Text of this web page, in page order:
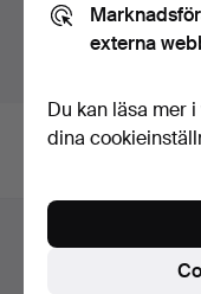
Du söker i vårt
Hjälp och kontakt
externa
Du kan läsa mer
dina